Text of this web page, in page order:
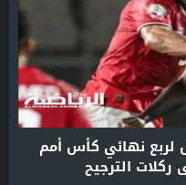
لربع نهائي كأس أمم
ركلات الترجيح